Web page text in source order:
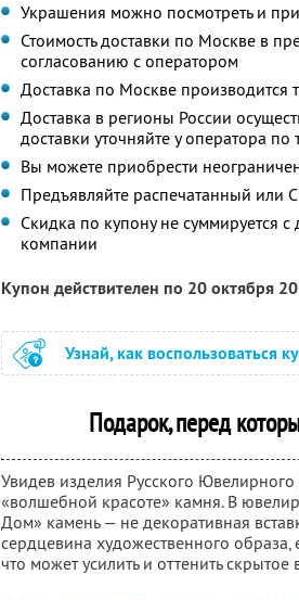
Украшения можно посмотреть и
Стоимость доставки по Москве в
согласованию с оператором
Доставка по Москве производится
Доставка в регионы России
доставки уточняйте у оператора по
Вы можете приобрести
Предъявляйте распечатанный или
Скидка по купону не суммируется
компании
Купон действителен по 20 октября
Узнай, как воспользоваться
Подарок, перед
Увидев изделия Русского
«волшебной красоте» камня. В
Дом» камень — не декоративная
сердцевина художественного образа,
что может усилить и оттенить